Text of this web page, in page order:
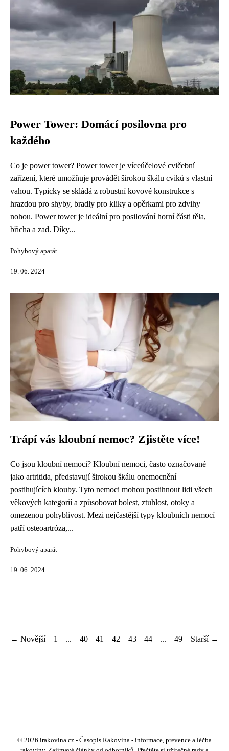
Power Tower: Domácí posilovna pro
každého
Co je power tower? Power tower je víceúčelové cvičební
zařízení, které umožňuje provádět širokou škálu cviků s vlastní
vahou. Typicky se skládá z robustní kovové konstrukce s
hrazdou pro shyby, bradly pro kliky a opěrkami pro zdvihy
nohou. Power tower je ideální pro posilování horní části těla,
břicha a zad. Díky...
Pohybový aparát
19. 06. 2024
Trápí vás kloubní nemoc? Zjistěte více!
Co jsou kloubní nemoci? Kloubní nemoci, často označované
jako artritida, představují širokou škálu onemocnění
postihujících klouby. Tyto nemoci mohou postihnout lidi všech
věkových kategorií a způsobovat bolest, ztuhlost, otoky a
omezenou pohyblivost. Mezi nejčastější typy kloubních nemocí
patří osteoartróza,...
Pohybový aparát
19. 06. 2024
← Novější 1 ... 40 41 42 43 44 ... 49 Starší →
© 2026 irakovina.cz - Časopis Rakovina - informace, prevence a léčba